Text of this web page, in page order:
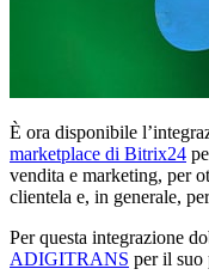
È ora disponibile
marketplace di Bitrix24
vendita e marketing, per
clientela e, in generale,
Per questa integrazione
ADIGITRANS per il suo